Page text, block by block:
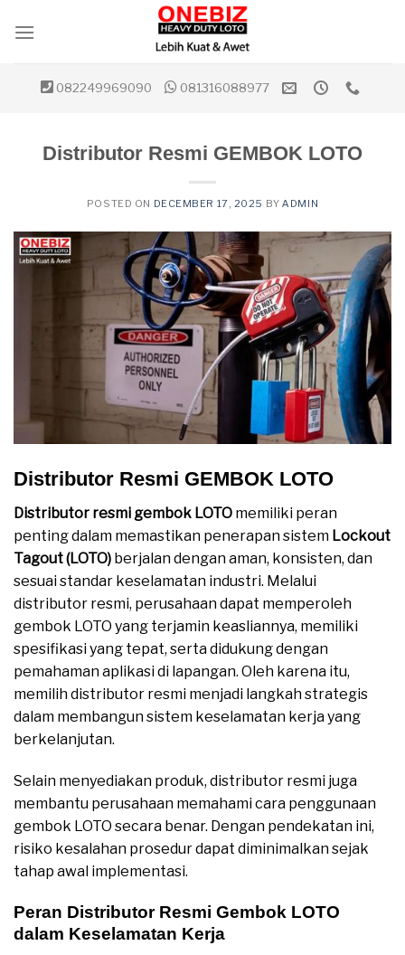
082249969090 081316088977
Distributor Resmi GEMBOK LOTO
POSTED ON DECEMBER 17, 2025 BYADMIN
Distributor Resmi GEMBOK LOTO
Distributor resmi gembok LOTO memiliki peran
penting dalam memastikan penerapan sistem Lockout
Tagout (LOTO) berjalan dengan aman, konsisten, dan
sesuai standar keselamatan industri. Melalui
distributor resmi, perusahaan dapat memperoleh
gembok LOTO yang terjamin keasliannya, memiliki
spesifikasi yang tepat, serta didukung dengan
pemahaman aplikasi di lapangan. Oleh karena itu,
memilih distributor resmi menjadi langkah strategis
dalam membangun sistem keselamatan kerja yang
berkelanjutan.
Selain menyediakan produk, distributor resmi juga
membantu perusahaan memahami cara penggunaan
gembok LOTO secara benar. Dengan pendekatan ini,
risiko kesalahan prosedur dapat diminimalkan sejak
tahap awal implementasi.
Peran Distributor Resmi Gembok LOTO
dalam Keselamatan Kerja